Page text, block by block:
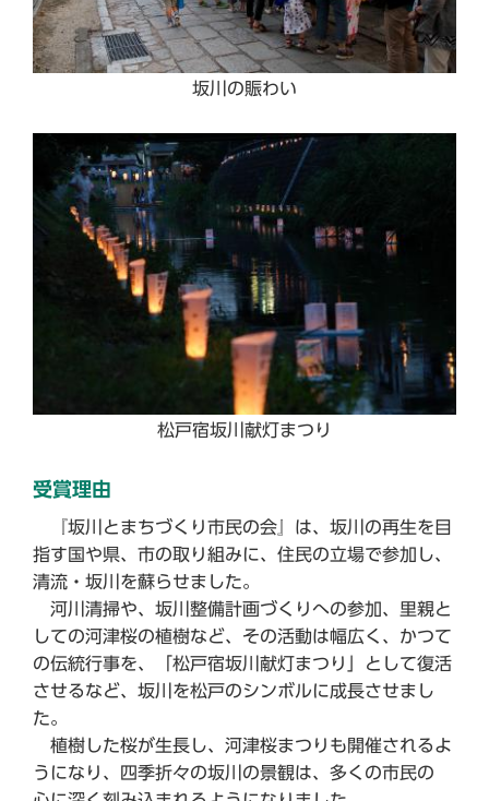
坂川の賑わい
松戸宿坂川献灯まつり
受賞理由
『坂川とまちづくり市民の会』は、坂川の再生を目
指す国や県、市の取り組みに、住民の立場で参加し、
清流・坂川を蘇らせました。
河川清掃や、坂川整備計画づくりへの参加、里親と
しての河津桜の植樹など、その活動は幅広く、かつて
の伝統行事を、「松戸宿坂川献灯まつり」として復活
させるなど、坂川を松戸のシンボルに成長させまし
た。
植樹した桜が生長し、河津桜まつりも開催されるよ
うになり、四季折々の坂川の景観は、多くの市民の